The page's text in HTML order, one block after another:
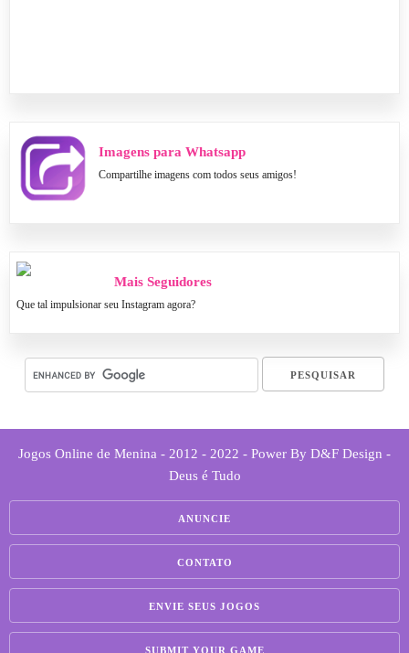
Imagens para Whatsapp
Compartilhe imagens com todos seus amigos!
Mais Seguidores
Que tal impulsionar seu Instagram agora?
Jogos Online de Menina - 2012 - 2022 - Power By D&F Design -
Deus é Tudo
ANUNCIE
CONTATO
ENVIE SEUS JOGOS
SUBMIT YOUR GAME